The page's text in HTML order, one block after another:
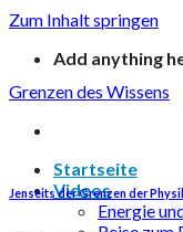
Zum Inhalt springen
Add anything
Grenzen des Wissens
Startseite
Videos
Energie
Jenseits der Grenzen der